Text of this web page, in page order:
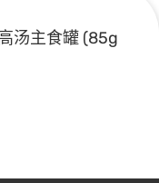
汤主食罐 (85g